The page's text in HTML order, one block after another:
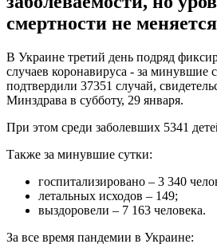
смертности не
В Украине третий день подряд
случаев коронавируса - за минувшие
подтвердили 37351 случай,
Минздрава в субботу, 29 января.
При этом среди заболевших 5341
Также за минувшие сутки:
госпитализировано – 3 340
летальных исходов – 149;
выздоровели – 7 163 человека.
За все время пандемии в Украине: